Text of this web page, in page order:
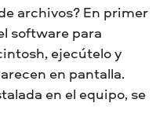
archivos? En primer
software para
ejecútelo y
en pantalla.
en el equipo, se